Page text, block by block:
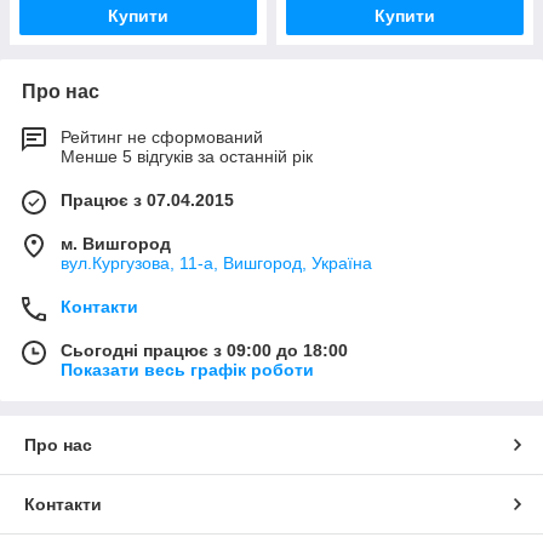
Купити Купити
Про нас
Рейтинг не сформований
Менше 5 відгуків за останній рік
Працює з 07.04.2015
м. Вишгород
вул.Кургузова, 11-а, Вишгород, Україна
Контакти
Сьогодні працює з 09:00 до 18:00
Показати весь графік роботи
Про нас
Контакти